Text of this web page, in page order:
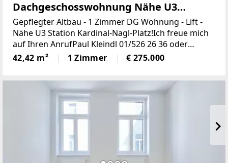
Dachgeschosswohnung Nähe U3
Kardinal Nagel Platz
Gepflegter Altbau - 1 Zimmer DG Wohnung - Lift -
Nähe U3 Station Kardinal-Nagl-Platz!Ich freue mich
auf Ihren AnrufPaul Kleindl 01/526 26 36 oder
0699/1188 7600Bezugsfertige 43 m² große 1-Zimmer
Wohnung im DG in gepflegter Altbauliegenschaft
42,42 m² 1 Zimmer € 275.000